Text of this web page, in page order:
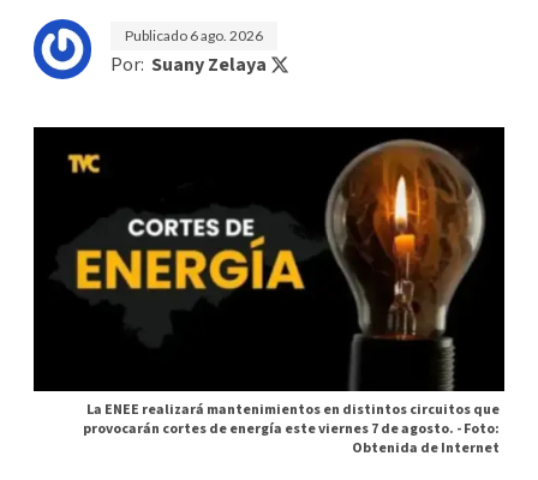
Publicado 6 ago. 2026
Por: Suany Zelaya
La ENEE realizará mantenimientos en distintos circuitos que
provocarán cortes de energía este viernes 7 de agosto. -Foto:
Obtenida de Internet